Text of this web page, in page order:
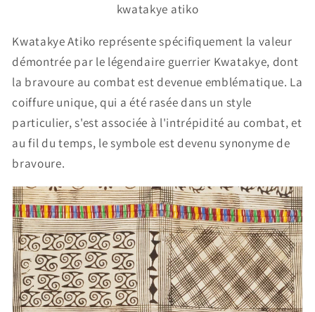
kwatakye atiko
Kwatakye Atiko représente spécifiquement la valeur
démontrée par le légendaire guerrier Kwatakye, dont
la bravoure au combat est devenue emblématique. La
coiffure unique, qui a été rasée dans un style
particulier, s'est associée à l'intrépidité au combat, et
au fil du temps, le symbole est devenu synonyme de
bravoure.